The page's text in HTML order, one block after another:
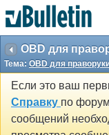
OBD для
Тема: OBD для
Если это ваш
Справку по
сообщений